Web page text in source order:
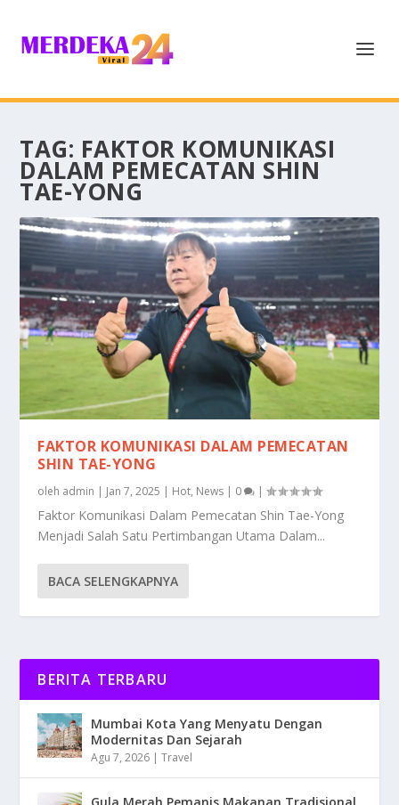
TAG: FAKTOR KOMUNIKASI
DALAM PEMECATAN SHIN
TAE-YONG
FAKTOR KOMUNIKASI DALAM PEMECATAN
SHIN TAE-YONG
oleh admin | Jan 7, 2025 | Hot, News | 0 |
Faktor Komunikasi Dalam Pemecatan Shin Tae-Yong
Menjadi Salah Satu Pertimbangan Utama Dalam...
BACA SELENGKAPNYA
BERITA TERBARU
Mumbai Kota Yang Menyatu Dengan
Modernitas Dan Sejarah
Agu 7, 2026 |Travel